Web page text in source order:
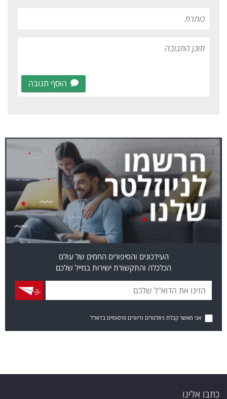
הוסף תגובה
העידכונים והסיפורים החמים של עולם
הכלכלה והתקשורת ישירות במייל שלכם
אני מאשר קבלת ניוזלטרים ודיוורים פרסומיים בדוא"ל
כתבו אלינו